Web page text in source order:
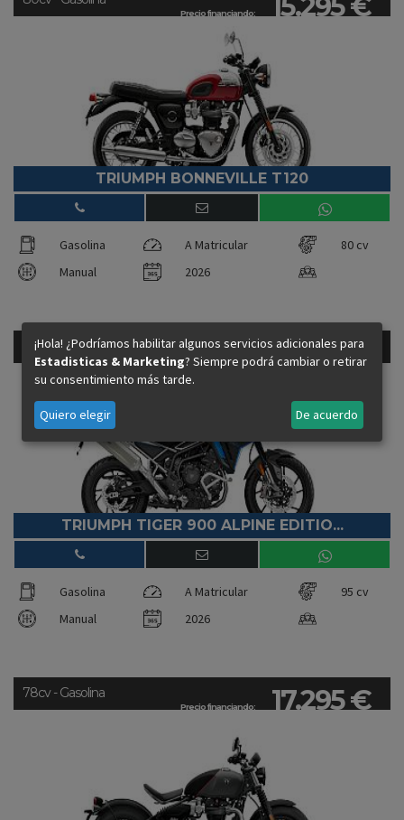
Precio financiando: 15.295 €
TRIUMPH BONNEVILLE T120
Gasolina A Matricular
80 cv
Manual
2026
Precio financiando: 16.795 €
95cv - Gasolina
TRIUMPH TIGER 900 ALPINE EDITIO...
Gasolina A Matricular
95 cv
Manual
2026
Precio financiando: 17.295 €
78cv - Gasolina
¡Hola! ¿Podríamos habilitar algunos servicios adicionales para
Estadisticas & Marketing? Siempre podrá cambiar o retirar
su consentimiento más tarde.
Quiero elegir De acuerdo